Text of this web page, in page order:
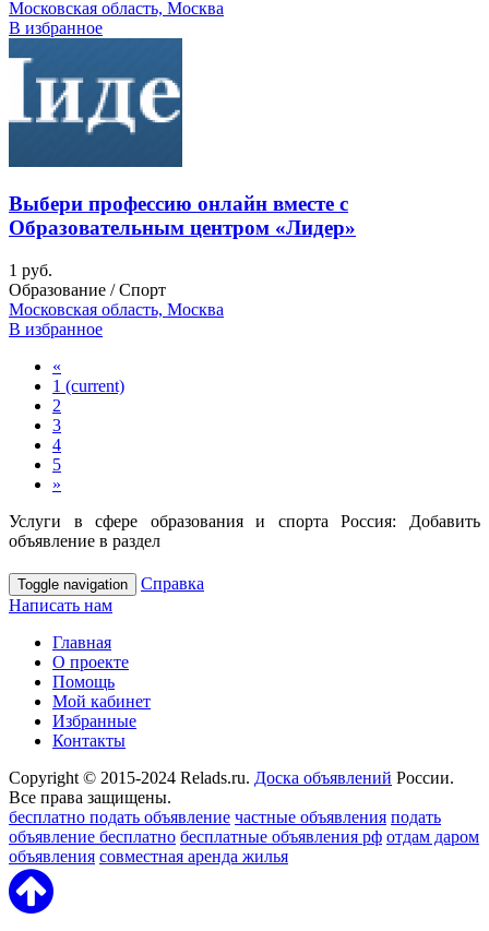
Московская область, Москва
В избранное
Выбери профессию онлайн вместе с
Образовательным центром «Лидер»
1 руб.
Образование / Спорт
Московская область, Москва
В избранное
«
1 (current)
2
3
4
5
»
Услуги в сфере образования и спорта Россия: Добавить
объявление в раздел
Toggle navigation
Справка
Написать нам
Главная
О проекте
Помощь
Мой кабинет
Избранные
Контакты
Copyright © 2015-2024 Relads.ru. Доска объявлений России.
Все права защищены.
бесплатно подать объявление частные объявления подать
объявление бесплатно бесплатные объявления рф отдам даром
объявления совместная аренда жилья